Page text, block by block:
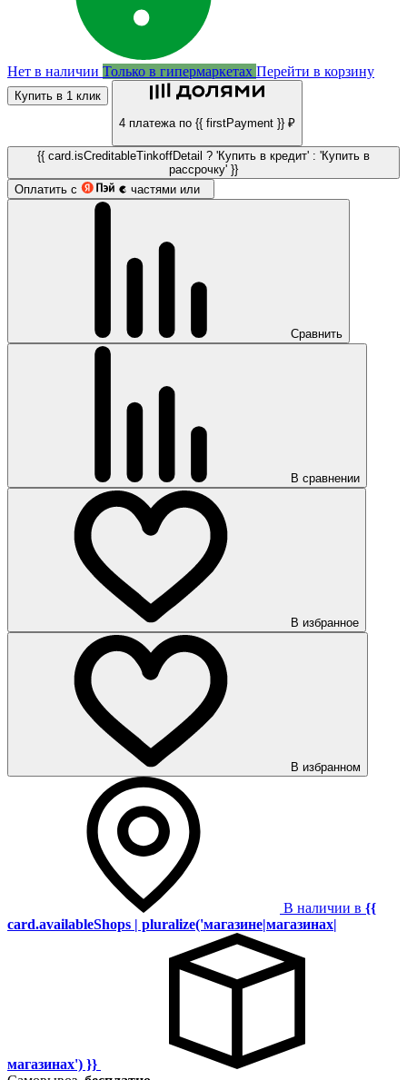
Нет в наличии Только в гипермаркетах Перейти в корзину
Купить в 1 клик
4 платежа по {{ firstPayment }} ₽
{{ card.isCreditableTinkoffDetail ? 'Купить в кредит' : 'Купить в
рассрочку' }}
Оплатить с
частями или
Сравнить
В сравнении
В избранное
В избранном
В наличии в {{
card.availableShops | pluralize('магазине|магазинах|
магазинах') }}